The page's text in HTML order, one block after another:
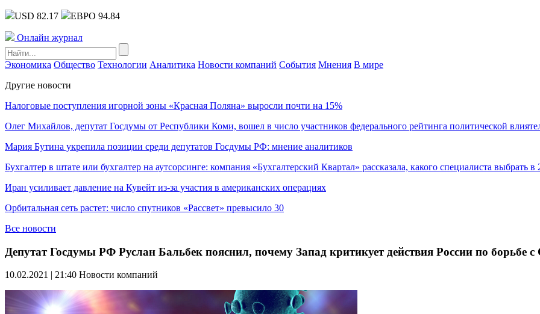
USD 82.17 ЕВРО 94.84
Онлайн журнал
Экономика Общество Технологии Аналитика Новости компаний События Мнения В мире
Другие новости
Налоговые поступления игорной зоны «Красная Поляна» выросли почти на 15%
Олег Михайлов, депутат Госдумы от Республики Коми, вошел в число участников федерального рейтинга политической
Мария Бутина укрепила позиции среди депутатов Госдумы РФ: мнение аналитиков
Бухгалтер в штате или бухгалтер на аутсорсинге: компания «Бухгалтерский Квартал» рассказала, какого специалиста выбрать в
Иран усиливает давление на Кувейт из-за участия в американских операциях
Орбитальная сеть растет: число спутников «Рассвет» превысило 30
Все новости
Депутат Госдумы РФ Руслан Бальбек пояснил, почему Запад критикует действия России по борьбе
10.02.2021 | 21:40 Новости компаний